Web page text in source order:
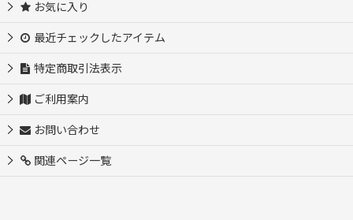
お気に入り
最近チェックしたアイテム
特定商取引法表示
ご利用案内
お問い合わせ
関連ページ一覧